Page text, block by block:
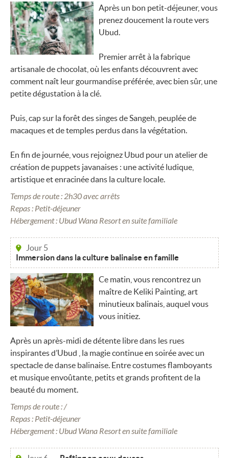
Après un bon petit-déjeuner, vous
prenez doucement la route vers
Ubud.
Premier arrêt à la fabrique
artisanale de chocolat, où les enfants découvrent avec
comment naît leur gourmandise préférée, avec bien sûr, une
petite dégustation à la clé.
Puis, cap sur la forêt des singes de Sangeh, peuplée de
macaques et de temples perdus dans la végétation.
En fin de journée, vous rejoignez Ubud pour un atelier de
création de puppets javanaises : une activité ludique,
artistique et enracinée dans la culture locale.
Temps de route : 2h30 avec arrêts
Repas : Petit-déjeuner
Hébergement : Ubud Wana Resort en suite familiale
Jour 5
Immersion dans la culture balinaise en famille
Ce matin, vous rencontrez un
maître de Keliki Painting, art
minutieux balinais, auquel vous
vous initiez.
Après un après-midi de détente libre dans les rues
inspirantes d’Ubud , la magie continue en soirée avec un
spectacle de danse balinaise. Entre costumes flamboyants
et musique envoûtante, petits et grands profitent de la
beauté du moment.
Temps de route : /
Repas : Petit-déjeuner
Hébergement : Ubud Wana Resort en suite familiale